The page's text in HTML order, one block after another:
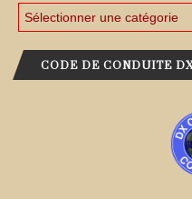
CODE DE CONDUITE